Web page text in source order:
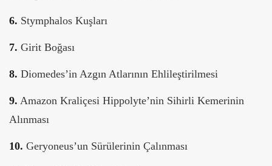
6. Stymphalos Kuşları
7. Girit Boğası
8. Diomedes’in Azgın Atlarının Ehlileştirilmesi
9. Amazon Kraliçesi Hippolyte’nin Sihirli Kemerinin
Alınması
10. Geryoneus’un Sürülerinin Çalınması